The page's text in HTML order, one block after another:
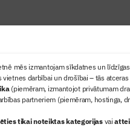
mēs izmantojam sīkdatnes un
darbībai un drošībai – tās
(piemēram, izmantojot privātumam
partneriem (piemēram, hostinga,
tikai noteiktas kategorijasvai